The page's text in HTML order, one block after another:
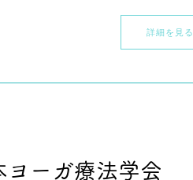
詳細を見る
ヨーガ療法学会